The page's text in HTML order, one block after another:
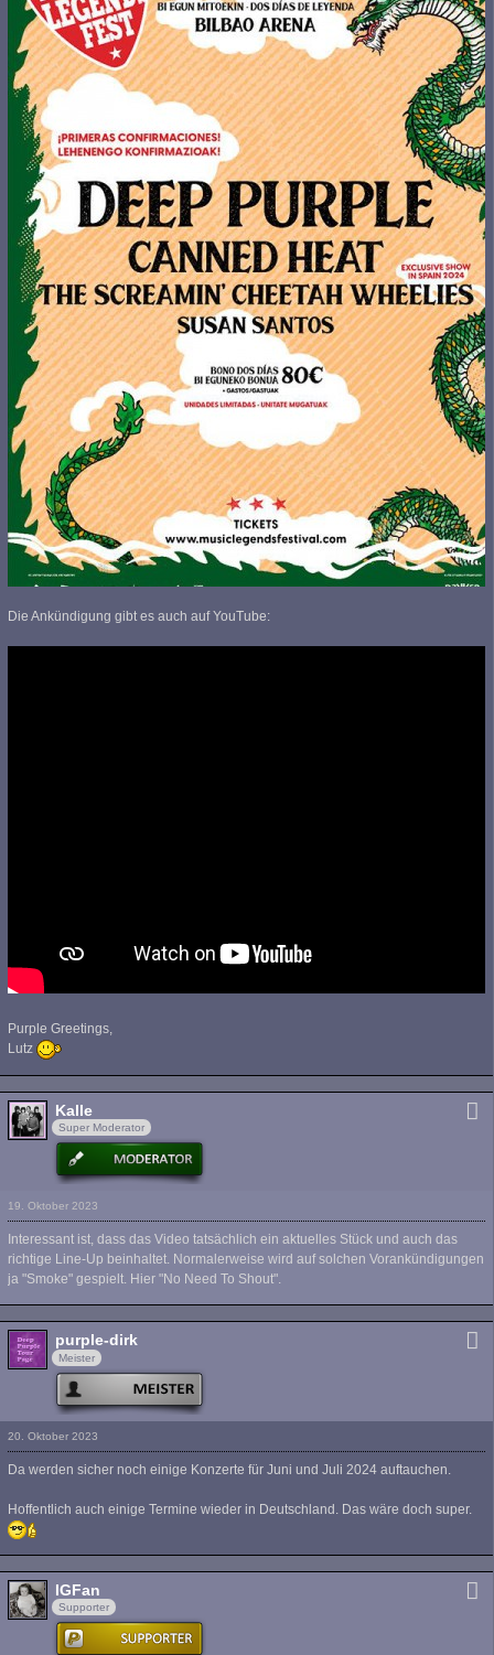
Die Ankündigung gibt es auch auf YouTube:
Purple Greetings,
Lutz
Kalle
Super Moderator
19. Oktober 2023
Interessant ist, dass das Video tatsächlich ein aktuelles Stück und auch das
richtige Line-Up beinhaltet. Normalerweise wird auf solchen Vorankündigungen
ja "Smoke" gespielt. Hier "No Need To Shout".
purple-dirk
Meister
20. Oktober 2023
Da werden sicher noch einige Konzerte für Juni und Juli 2024 auftauchen.
Hoffentlich auch einige Termine wieder in Deutschland. Das wäre doch super.
IGFan
Supporter